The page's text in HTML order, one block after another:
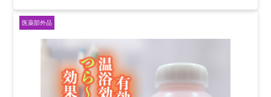
医薬部外品